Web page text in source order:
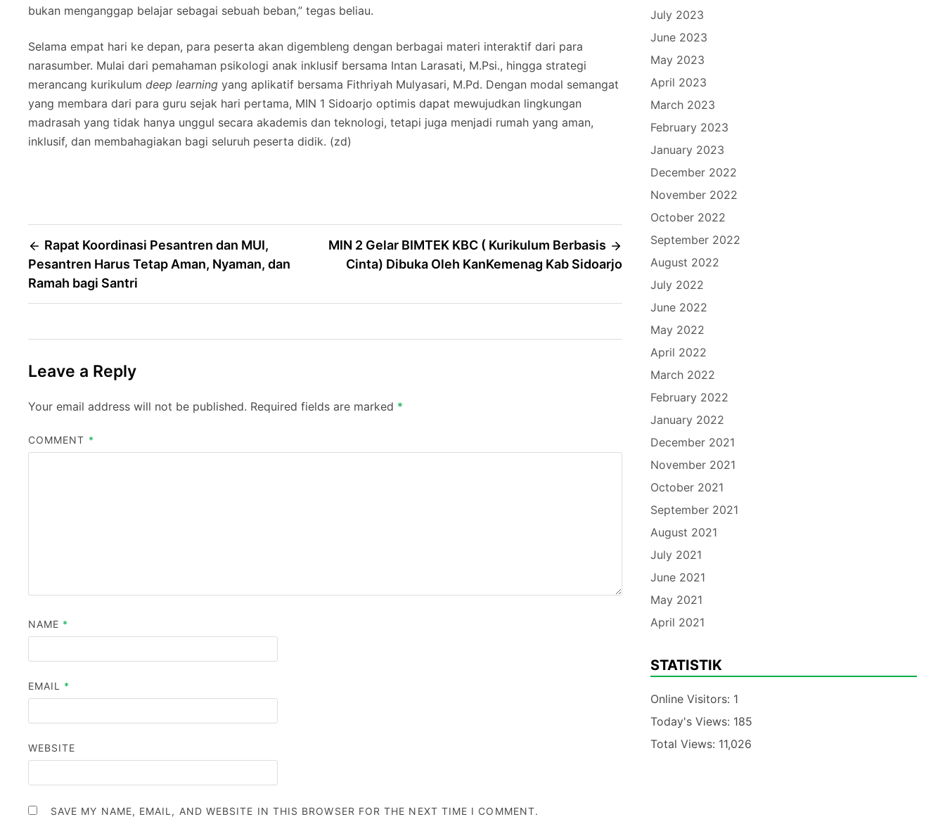
bukan menganggap belajar sebagai sebuah beban,” tegas beliau.
Selama empat hari ke depan, para peserta akan digembleng dengan berbagai materi interaktif dari para
narasumber. Mulai dari pemahaman psikologi anak inklusif bersama Intan Larasati, M.Psi., hingga strategi
merancang kurikulum deep learning yang aplikatif bersama Fithriyah Mulyasari, M.Pd. Dengan modal semangat
yang membara dari para guru sejak hari pertama, MIN 1 Sidoarjo optimis dapat mewujudkan lingkungan
madrasah yang tidak hanya unggul secara akademis dan teknologi, tetapi juga menjadi rumah yang aman,
inklusif, dan membahagiakan bagi seluruh peserta didik. (zd)
Post
navigation
Rapat Koordinasi Pesantren dan MUI,
Pesantren Harus Tetap Aman, Nyaman, dan
Ramah bagi Santri
MIN 2 Gelar BIMTEK KBC ( Kurikulum Berbasis
Cinta) Dibuka Oleh KanKemenag Kab Sidoarjo
Leave a Reply
Your email address will not be published. Required fields are marked *
COMMENT *
NAME *
EMAIL *
WEBSITE
SAVE MY NAME, EMAIL, AND WEBSITE IN THIS BROWSER FOR THE NEXT TIME I COMMENT.
July 2023
June 2023
May 2023
April 2023
March 2023
February 2023
January 2023
December 2022
November 2022
October 2022
September 2022
August 2022
July 2022
June 2022
May 2022
April 2022
March 2022
February 2022
January 2022
December 2021
November 2021
October 2021
September 2021
August 2021
July 2021
June 2021
May 2021
April 2021
STATISTIK
Online Visitors: 1
Today's Views: 185
Total Views: 11,026